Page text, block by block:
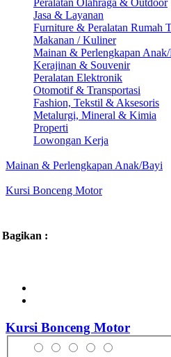
Jasa & Layanan
Furniture & Peralatan Rumah
Makanan / Kuliner
Mainan & Perlengkapan
Kerajinan & Souvenir
Peralatan Elektronik
Otomotif & Transportasi
Fashion, Tekstil & Aksesoris
Metalurgi, Mineral & Kimia
Properti
Lowongan Kerja
Mainan & Perlengkapan Anak/Bayi
Kursi Bonceng Motor
Bagikan :
Kursi Bonceng Motor